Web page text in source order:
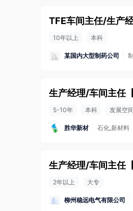
TFE车间主任/生产
10年以上 本科
某国内大型制药公司
生产经理/车间主任
5-10年 本科 发展空
胜华新材 石化,新材料
生产经理/车间主任
2年以上 大专
柳州稳远电气有限公司